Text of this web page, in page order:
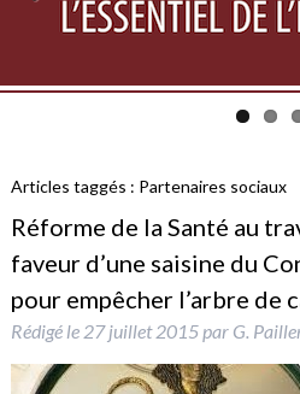
Previous
Articles taggés : Partenaires sociaux
Réforme de la Santé au
faveur d’une saisine du
pour empêcher l’arbre de
Rédigé le 27 juillet 2015par G.